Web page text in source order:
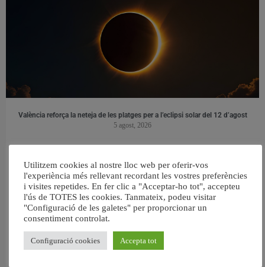
València reforça la neteja de les platges per a l’eclipsi solar del 12 d’agost
5 agost, 2026
Utilitzem cookies al nostre lloc web per oferir-vos
l'experiència més rellevant recordant les vostres preferències
i visites repetides. En fer clic a "Acceptar-ho tot", accepteu
l'ús de TOTES les cookies. Tanmateix, podeu visitar
"Configuració de les galetes" per proporcionar un
consentiment controlat.
Configuració cookies Accepta tot